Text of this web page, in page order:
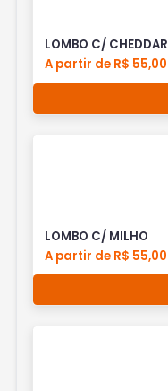
LOMBO C/ CHEDDAR
A partir de R$ 55,00
LOMBO C/ MILHO
A partir de R$ 55,00